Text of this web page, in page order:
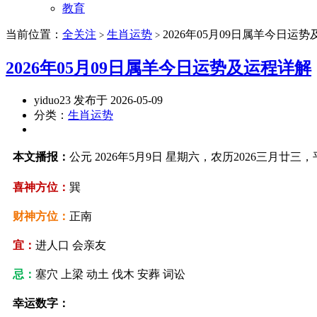
教育
当前位置： 全关注 > 生肖运势 > 2026年05月09日属羊今日运势
2026年05月09日属羊今日运势及运程详解
yiduo23 发布于 2026-05-09
分类： 生肖运势
本文播报： 公元 2026年5月9日 星期六，农历2026三月廿三，
喜神方位： 巽
财神方位： 正南
宜： 进人口 会亲友
忌： 塞穴 上梁 动土 伐木 安葬 词讼
幸运数字：